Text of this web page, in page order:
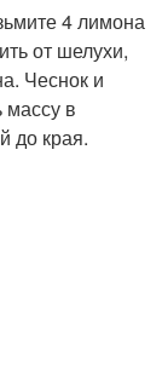
4 лимона
от шелухи,
Чеснок и
в
до края.